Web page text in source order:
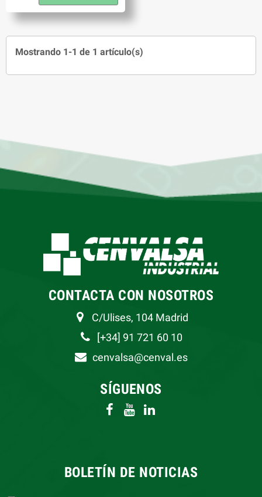
Mostrando 1-1 de 1 artículo(s)
CONTACTA CON NOSOTROS
C/Ulises, 104 Madrid
[+34] 91 721 60 10
cenvalsa@cenval.es
SÍGUENOS
BOLETÍN DE NOTICIAS